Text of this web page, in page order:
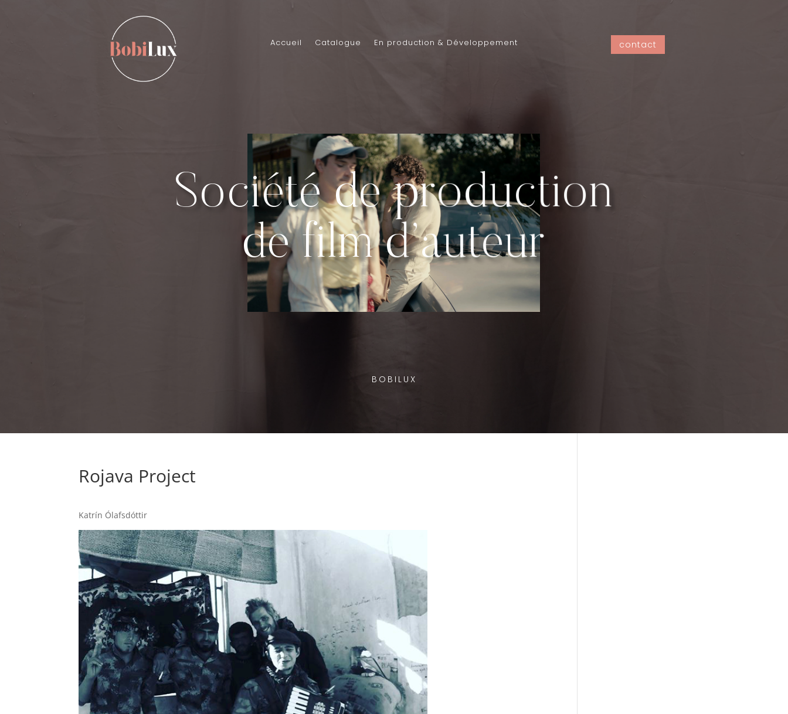
Accueil Catalogue En production & Développement contact
Société de production
de film d’auteur
BOBILUX
Rojava Project
Katrín Ólafsdóttir